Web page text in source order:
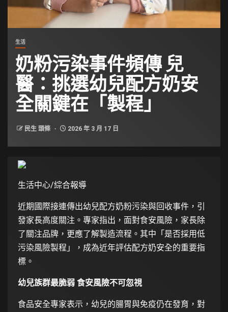
生活
奶粉污染事件頻傳 兒
醫：挑選幼兒配方奶安
全關鍵在「製程」
民生 頭條 2026 年 3 月 17 日
生活中心/綜合報導
近期國際接連傳出幼兒配方奶粉污染與回收事件，引
發家長高度關注。專家指出，面對食安風險，家長除
了關注品牌，更應了解製造流程。其中「是否採用低
污染風險製程」，成為近年評估配方奶安全的重要指
標。
幼兒族群最脆弱 食安風險不可忽視
食品安全專家表示，幼兒的腸胃與免疫仍在發育，對